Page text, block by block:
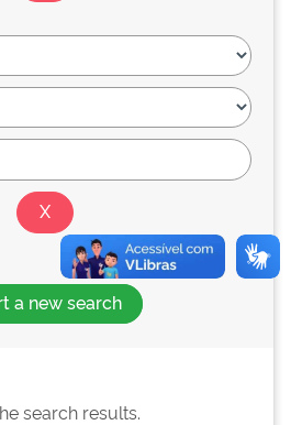
a new search
search results.